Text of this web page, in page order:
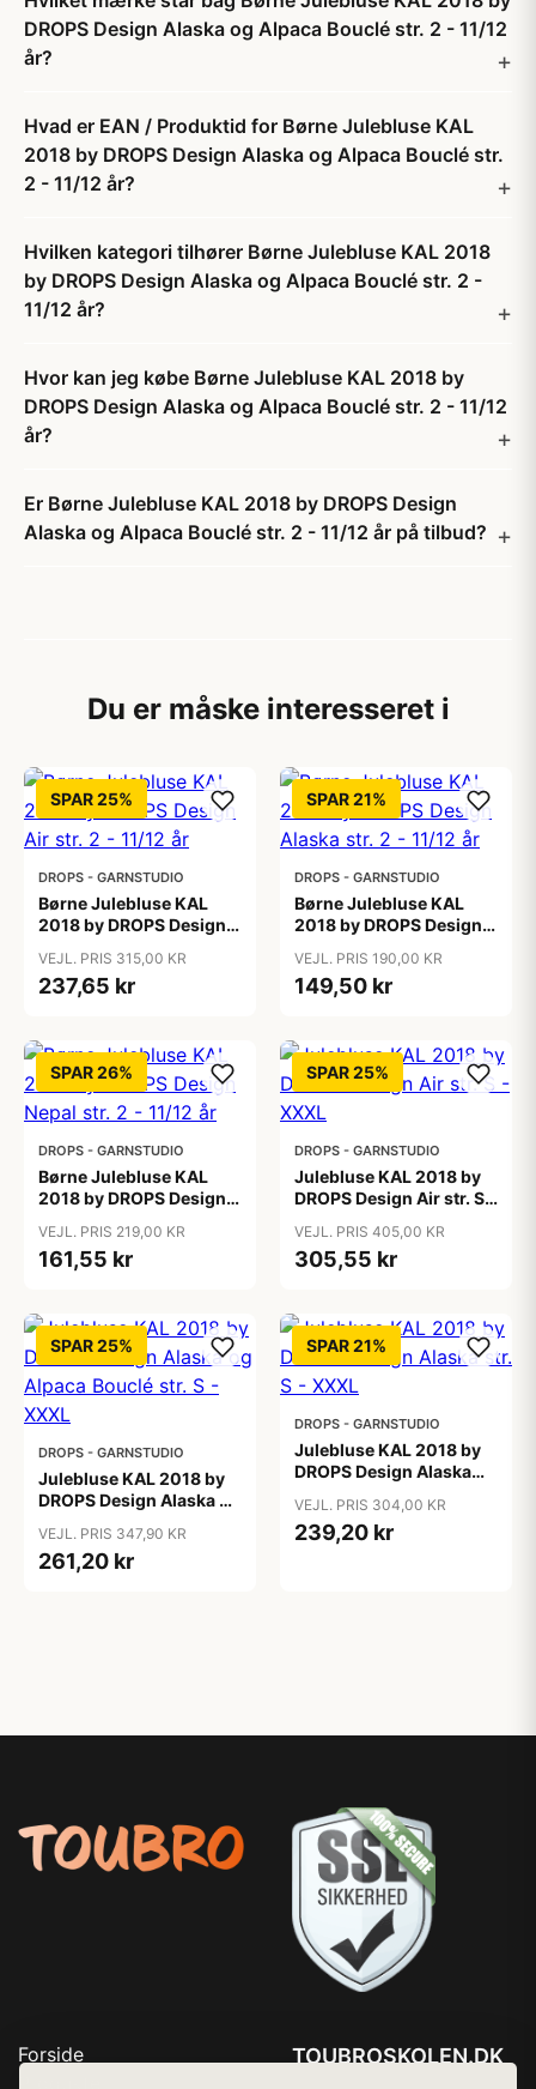
DROPS Design Alaska og Alpaca Bouclé str. 2 - 11/12
år?
Hvad er EAN / Produktid for Børne Julebluse KAL
2018 by DROPS Design Alaska og Alpaca Bouclé str.
2 - 11/12 år?
Hvilken kategori tilhører Børne Julebluse KAL 2018
by DROPS Design Alaska og Alpaca Bouclé str. 2 -
11/12 år?
Hvor kan jeg købe Børne Julebluse KAL 2018 by
DROPS Design Alaska og Alpaca Bouclé str. 2 - 11/12
år?
Er Børne Julebluse KAL 2018 by DROPS Design
Alaska og Alpaca Bouclé str. 2 - 11/12 år på tilbud?
Du er måske interesseret i
SPAR 25%
DROPS - GARNSTUDIO
Børne Julebluse KAL
2018 by DROPS Design
VEJL. PRIS 315,00 KR
237,65 kr
SPAR 21%
DROPS - GARNSTUDIO
Børne Julebluse KAL
2018 by DROPS Design
VEJL. PRIS 190,00 KR
149,50 kr
SPAR 26%
DROPS - GARNSTUDIO
Børne Julebluse KAL
2018 by DROPS Design
VEJL. PRIS 219,00 KR
161,55 kr
SPAR 25%
DROPS - GARNSTUDIO
Julebluse KAL 2018 by
DROPS Design Air str. S -
VEJL. PRIS 405,00 KR
305,55 kr
SPAR 25%
DROPS - GARNSTUDIO
Julebluse KAL 2018 by
DROPS Design Alaska og
XXXL
VEJL. PRIS 347,90 KR
261,20 kr
SPAR 21%
DROPS - GARNSTUDIO
Julebluse KAL 2018 by
DROPS Design Alaska
VEJL. PRIS 304,00 KR
239,20 kr
Forside
TOUBROSKOLEN.DK